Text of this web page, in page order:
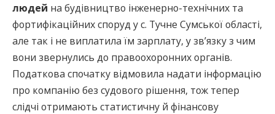
людей на будівництво інженерно-технічних та
фортифікаційних споруд у с. Тучне Сумської області,
але так і не виплатила їм зарплату, у зв’язку з чим
вони звернулись до правоохоронних органів.
Податкова спочатку відмовила надати інформацію
про компанію без судового рішення, тож тепер
слідчі отримають статистичну й фінансову